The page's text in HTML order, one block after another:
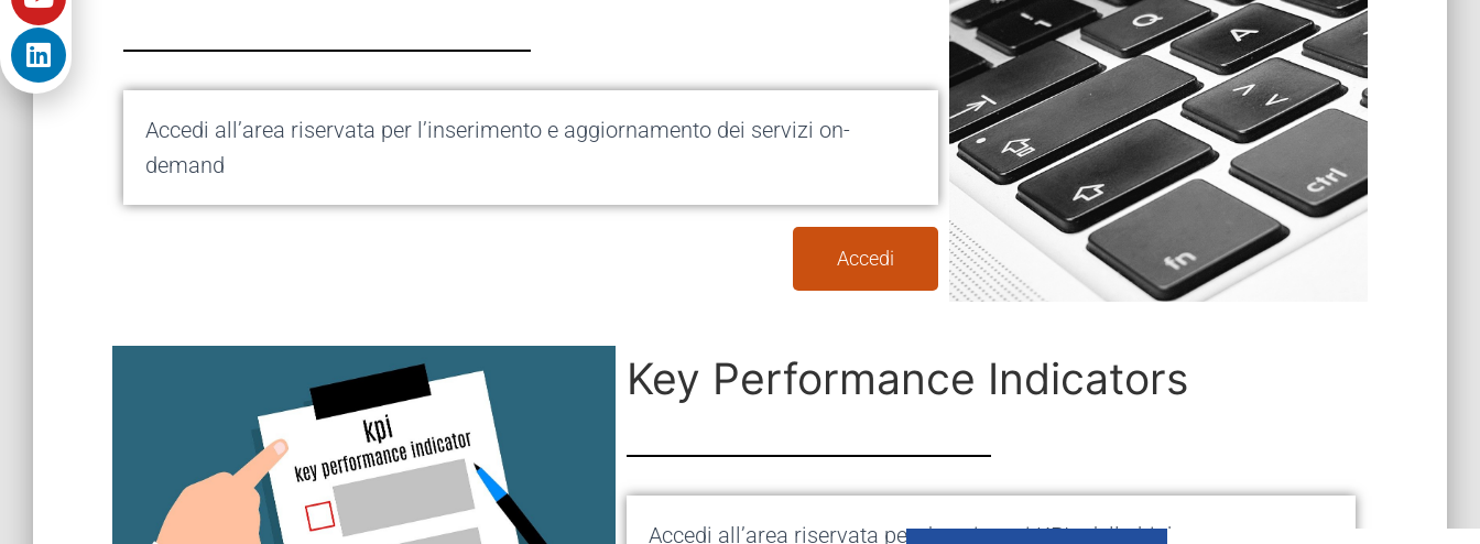
Accedi all’area riservata per l’inserimento e aggiornamento dei servizi on-
demand
Accedi
Key Performance Indicators
Accedi all’area riservata per descrivere i KPIs della biobanca